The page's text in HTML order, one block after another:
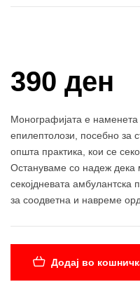
390 ден
Монографијата е наменета
епилептолози, посебно за
општа практика, кои се
Остануваме со надеж дека
секојдневата амбулантска
за соодветна и навреме
Додај во